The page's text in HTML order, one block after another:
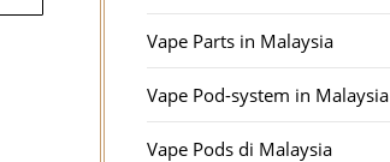
Vape Parts in Malaysia
Vape Pod-system in Malaysia
Vape Pods di Malaysia